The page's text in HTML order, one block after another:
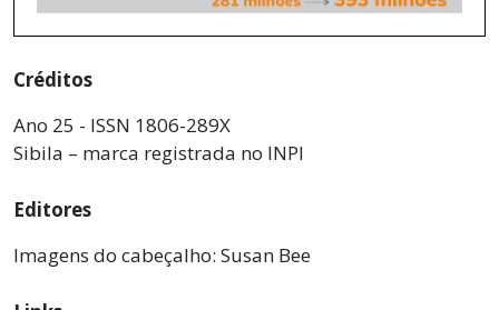
Créditos
Ano 25 - ISSN 1806-289X
Sibila – marca registrada no INPI
Editores
Imagens do cabeçalho: Susan Bee